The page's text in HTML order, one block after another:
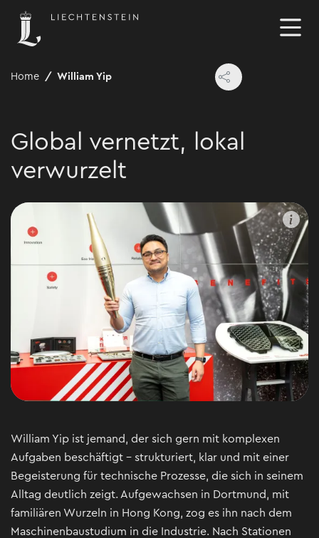
Home William Yip
Global vernetzt, lokal
verwurzelt
William Yip ist jemand, der sich gern mit komplexen
Aufgaben beschäftigt – strukturiert, klar und mit einer
Begeisterung für technische Prozesse, die sich in seinem
Alltag deutlich zeigt. Aufgewachsen in Dortmund, mit
familiären Wurzeln in Hong Kong, zog es ihn nach dem
Maschinenbaustudium in die Industrie. Nach Stationen